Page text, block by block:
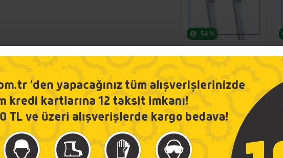
-54 %
Koçsat RG-6 U4 Anten Kablosu
10,00TL 21,90TL
Sepete Ekle
ÜRÜN DETAYI